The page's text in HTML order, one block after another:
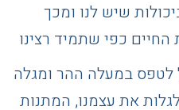
שיש לנו ומכך
כפי שתמיד רצינו
במעלה ההר ומגלה
את עצמנו, המתנות